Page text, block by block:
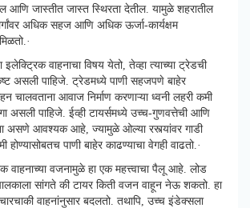
आणि जास्तीत जास्त स्थिरता देतील. यामुळे शहरातील
अधिक सहज आणि अधिक ऊर्जा-कार्यक्षम
इलेक्ट्रिक वाहनाचा विषय येतो, तेव्हा त्याच्या ट्रेडची
असली पाहिजे. ट्रेडमध्ये पाणी सहजपणे बाहेर
चालवताना आवाज निर्माण करणाऱ्या ध्वनी लहरी कमी
असली पाहिजे. ईव्ही टायर्समध्ये उच्च-गुणवत्तेची आणि
असणे आवश्यक आहे, ज्यामुळे ओल्या रस्त्यांवर गाडी
पाणी बाहेर काढण्याचा वेगही वाढतो.·
वाहनाच्या वजनामुळे हा एक महत्त्वाचा पैलू आहे. लोड
सांगते की टायर किती वजन वाहून नेऊ शकतो. हा
वाहनांनुसार बदलतो. तथापि, उच्च इंडेक्सला